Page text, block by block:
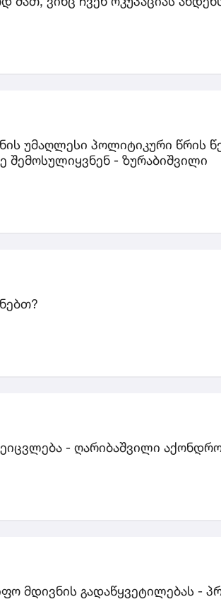
უმაღლესი პოლიტიკური წრის
შემოსულიყვნენ - ზურაბიშვილი
- ღარიბაშვილი
მდივნის გადაწყვეტილებას -